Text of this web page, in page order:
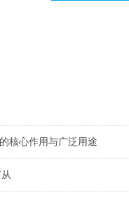
核心作用与广泛用途